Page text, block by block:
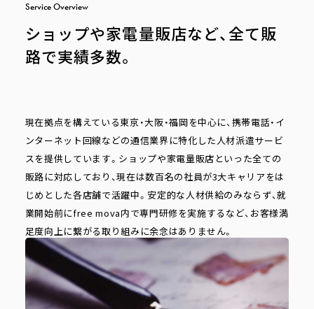
ServiceOverview
ショップや家電量販店など、全て販
路で実績多数。
現在拠点を構えている東京・大阪・福岡を中心に、携帯電話・イ
ンターネット回線などの通信業界に特化した人材派遣サービ
スを提供しています。ショップや家電量販店といった全ての
販路に対応しており、​現在は数百名の社員が3大キャリアをは
じめとした各店舗で活躍中。安定的な人材供給のみならず、就
業開始前にfree mova内で専門研修を実施するなど、お客様満
足度向上に繋がる取り組みに余念はありません。